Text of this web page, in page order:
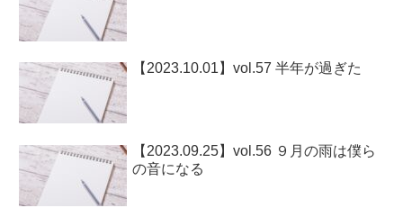
【2023.10.01】vol.57 半年が過ぎた
【2023.09.25】vol.56 ９月の雨は僕ら
の音になる